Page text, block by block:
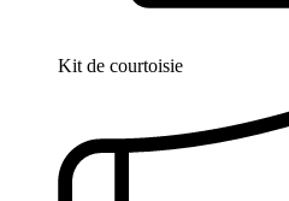
Kit de courtoisie